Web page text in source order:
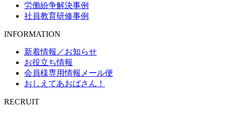
労働紛争解決事例
社員教育研修事例
INFORMATION
新着情報／お知らせ
お役立ち情報
会員様専用情報メール便
おしえてあおばさん！
RECRUIT